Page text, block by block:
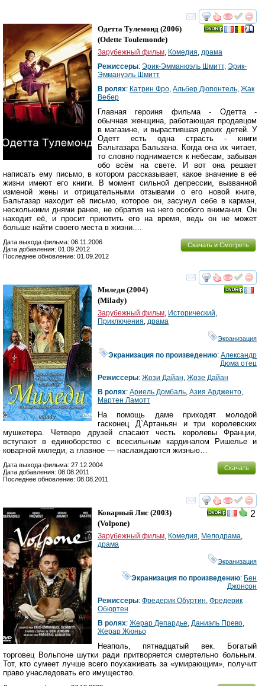
смотреть
Одетта Тулемонд (2006)
(Odette Toulemonde)
Зарубежный фильм, Комедия, драма
Режиссеры: Эрик-Эмманюэль Шмитт, Эрик-
Эммануэль Шмитт
В ролях: Катрин Фро, Альбер Дюпонтель, Жак
Вебер
Главная героиня фильма - Одетта -
обычная женщина, работающая продавцом
в магазине, и вырастившая двоих детей. У
Одетт есть одна страсть - книги
Бальтазара Бальзана. Когда она их читает,
то словно поднимается к небесам, забывая
обо всём на свете. И вот она решает
написать ему письмо, в котором рассказывает, какое значение в её
жизни имеют его книги. В момент сильной депрессии, вызванной
изменой жены и отрицательными отзывами о его новой книге,
Бальтазар находит её письмо, которое он, засунул себе в карман,
несколькими днями ранее, не обратив на него особого внимания. Он
находит её, и просит приютить его на время, ведь он не может
больше найти своего места в жизни....
Скачать и Смотреть
Дата выхода фильма: 06.11.2006
Дата добавления: 01.09.2012
Последнее обновление: 01.09.2012
смотреть
Миледи (2004)
(Milady)
Зарубежный фильм, Исторический,
Приключения, драма
Экранизация
Экранизация по произведению:Александр
Дюма отец
Режиссеры: Жози Дайан, Жозе Дайан
В ролях: Ариель Домбаль, Азия Ардженто,
Мартен Ламотт
На помощь даме приходят молодой
гасконец Д`Артаньян и три королевских
мушкетера. Четверо друзей спасают честь королевы Франции,
вступают в единоборство с всесильным кардиналом Ришелье и
коварной миледи, а главное — наслаждаются жизнью…
Скачать
Дата выхода фильма: 27.12.2004
Дата добавления: 08.08.2011
Последнее обновление: 08.08.2011
смотреть
2
Коварный Лис (2003)
(Volpone)
Зарубежный фильм Комедия Мелодрама
драма
Экранизация
Экранизация по произведению: Бен
Джонсон
Режиссеры: Фредерик Обуртин Фредерик
Обюртен
В ролях: Жерар Депардье Даниэль Прево
Жерар Жюньо
Неаполь, пятнадцатый век. Богатый
торговец Вольпоне шутки ради притворяется смертельно больным.
Тот, кто сумеет лучше всего поухаживать за «умирающим», получит
право унаследовать его имущество.